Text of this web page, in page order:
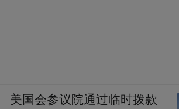
美国会参议院通过临时拨款